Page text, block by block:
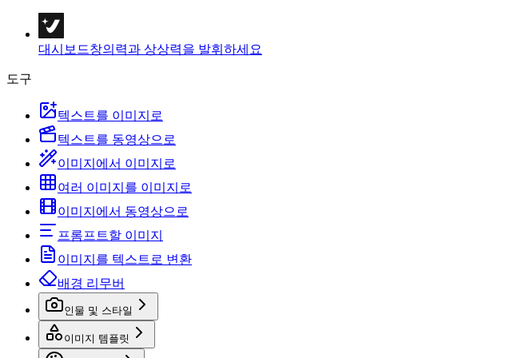
대시보드창의력과 상상력을 발휘하세요
도구
텍스트를 이미지로
텍스트를 동영상으로
이미지에서 이미지로
여러 이미지를 이미지로
이미지에서 동영상으로
프롬프트할 이미지
이미지를 텍스트로 변환
배경 리무버
인물 및 스타일
이미지 템플릿